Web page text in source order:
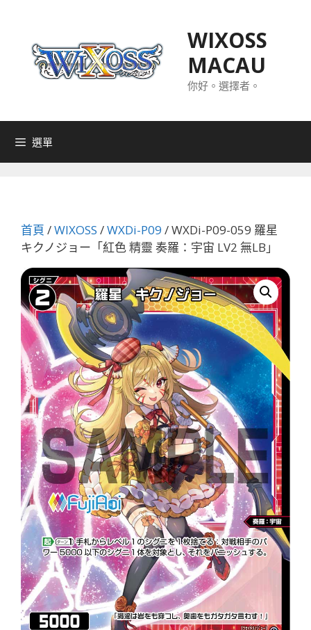
WIXOSS
MACAU
你好。選擇者。
選單
首頁 /WIXOSS /WXDi-P09 / WXDi-P09-059 羅星
キクノジョー「紅色 精靈 奏羅：宇宙 LV2 無LB」